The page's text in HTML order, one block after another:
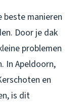
beste manieren
Door je dak
problemen
In Apeldoorn,
en
is dit